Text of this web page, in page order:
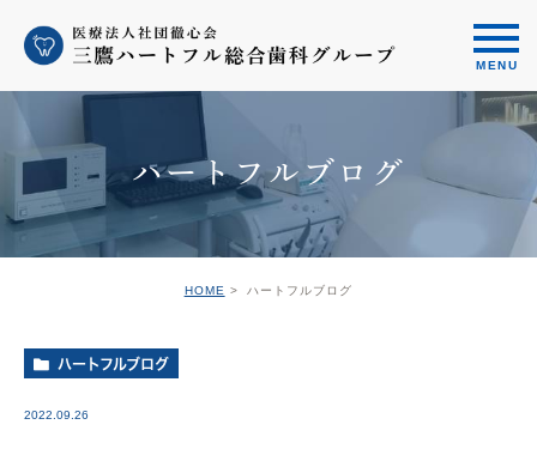
ハートフルブログ
HOME ハートフルブログ
ハートフルブログ
2022.09.26